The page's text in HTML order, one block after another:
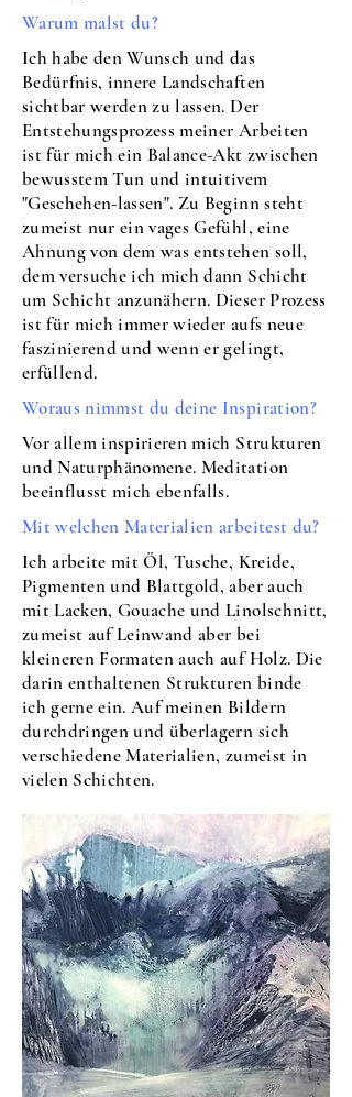
Warum malst du?
Ich habe den Wunsch und das
Bedürfnis, innere Landschaften
sichtbar werden zu lassen. Der
Entstehungsprozess meiner Arbeiten
ist für mich ein Balance-Akt zwischen
bewusstem Tun und intuitivem
"Geschehen-lassen". Zu Beginn steht
zumeist nur ein vages Gefühl, eine
Ahnung von dem was entstehen soll,
dem versuche ich mich dann Schicht
um Schicht anzunähern. Dieser Prozess
ist für mich immer wieder aufs neue
faszinierend und wenn er gelingt,
erfüllend.
Woraus nimmst du deine Inspiration?
Vor allem inspirieren mich Strukturen
und Naturphänomene. Meditation
beeinflusst mich ebenfalls.
Mit welchen Materialien arbeitest du?
Ich arbeite mit Öl, Tusche, Kreide,
Pigmenten und Blattgold, aber auch
mit Lacken, Gouache und Linolschnitt,
zumeist auf Leinwand aber bei
kleineren Formaten auch auf Holz. Die
darin enthaltenen Strukturen binde
ich gerne ein. Auf meinen Bildern
durchdringen und überlagern sich
verschiedene Materialien, zumeist in
vielen Schichten.